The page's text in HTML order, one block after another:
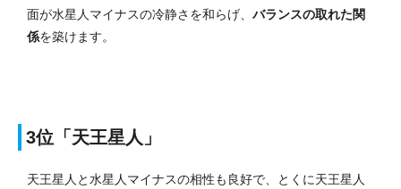
面が水星人マイナスの冷静さを和らげ、 バランスの取れた関
係を築けます。
3位「天王星人」
天王星人と水星人マイナスの相性も良好で、とくに天王星人